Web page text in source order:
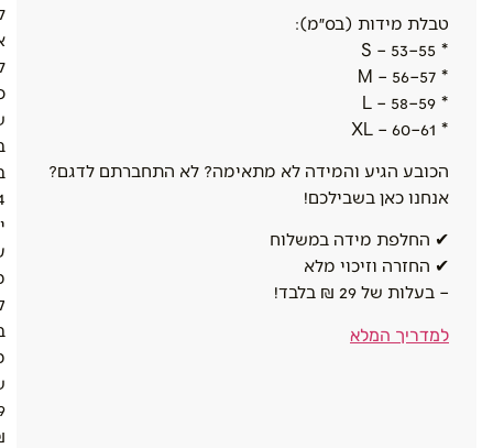
טבלת מידות (בס״מ):
* S – 53–55
* M – 56–57
* L – 58–59
* XL – 60–61
הכובע הגיע והמידה לא מתאימה? לא התחברתם לדגם?
אנחנו כאן בשבילכם!
✔ החלפת מידה במשלוח
✔ החזרה וזיכוי מלא
– בעלות של 29 ₪ בלבד!
למדריך המלא